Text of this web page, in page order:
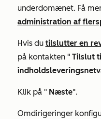
underdomænet. Få
administration af
Hvis du tilslutter en
på kontakten " Tilslut
Klik på " Næste".
Omdirigeringer